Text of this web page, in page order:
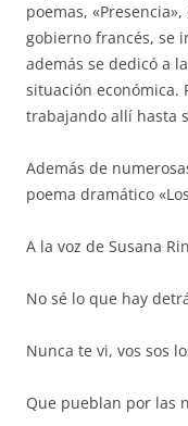
poemas,
gobierno francés, se
además se dedicó a
situación económica.
trabajando allí hasta
Además de
poema dramático
A la voz de Susana
No sé lo que hay
Nunca te vi, vos sos
Que pueblan por las